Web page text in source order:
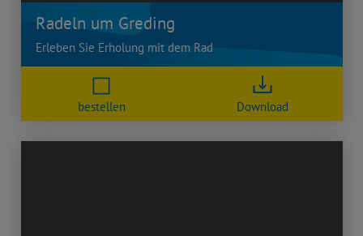
Radeln um Greding
Erleben Sie Erholung mit dem Rad
bestellen Download